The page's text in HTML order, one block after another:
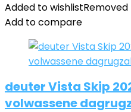
Added to wishlist
Add to compare
deuter Vista Skip
volwassene